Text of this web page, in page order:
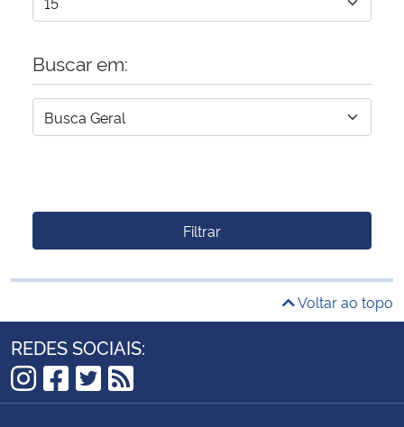
Buscar em:
Filtrar
Voltar ao topo
REDES SOCIAIS:
Instagram
Facebook
Twitter
RSS